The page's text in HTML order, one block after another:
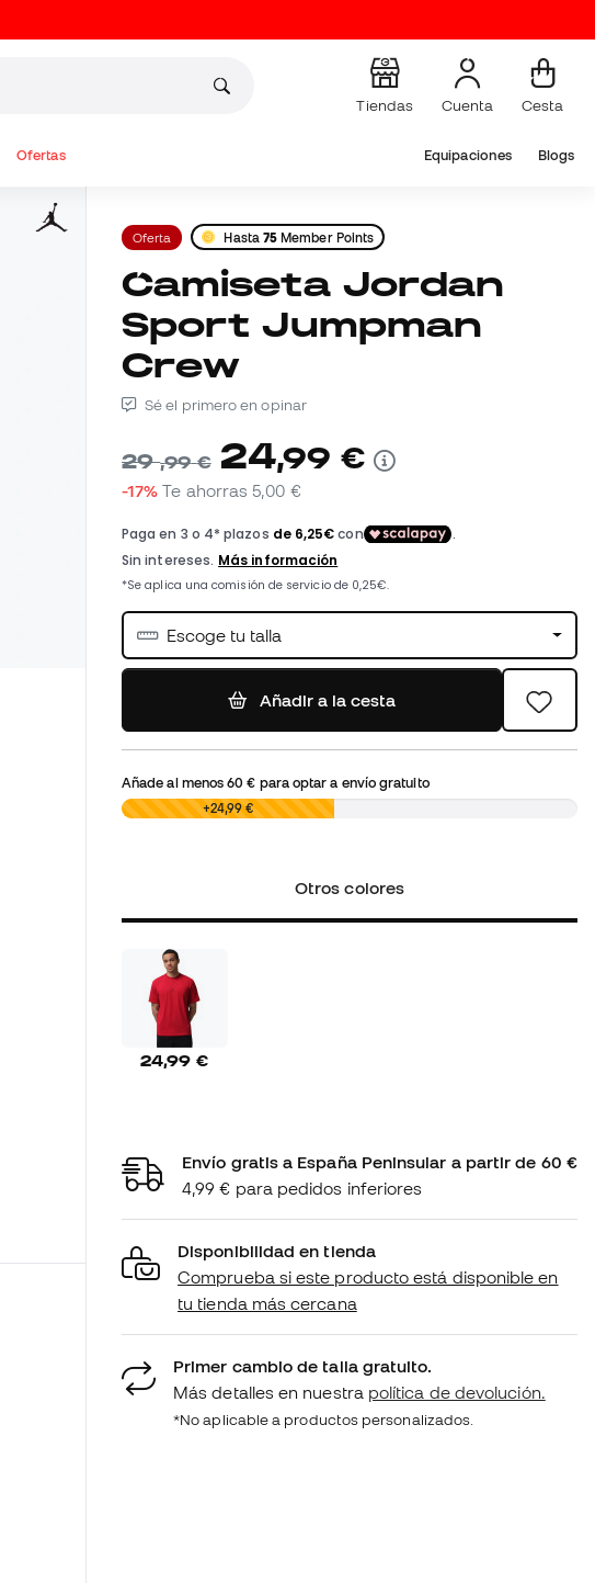
Tiendas Cuenta Cesta
Ofertas Equipaciones Blogs
Oferta Hasta 75 Member Points
Camiseta Jordan
Sport Jumpman
Crew
Sé el primero en opinar
29,99 € 24,99 €
-17% Te ahorras5,00 €
Escoge tu talla
Añadir a la cesta
Añade al menos60 € para optar a envío gratuito
0,00 € +24,99 €
Otros colores
24,99 €
Envío gratis a España Peninsular a partir de 60 €
4,99 € para pedidos inferiores
Disponibilidad en tienda
Comprueba si este producto está disponible en
tu tienda más cercana
Primer cambio de talla gratuito.
Más detalles en nuestra política de devolución.
*No aplicable a productos personalizados.